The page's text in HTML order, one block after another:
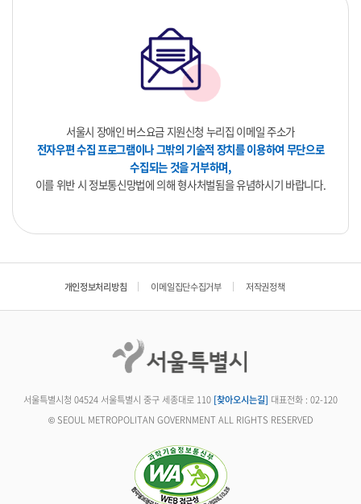
서울시 장애인 버스요금 지원신청 누리집 이메일 주소가
전자우편 수집 프로그램이나 그밖의 기술적 장치를 이용하여 무단으로
수집되는 것을 거부하며,
이를 위반 시 정보통신망법에 의해 형사처벌됨을 유념하시기 바랍니다.
개인정보처리방침 이메일집단수집거부 저작권정책
서울특별시청 04524 서울특별시 중구 세종대로 110 [찾아오시는길] 대표전화 : 02-120
© SEOUL METROPOLITAN GOVERNMENT ALL RIGHTS RESERVED